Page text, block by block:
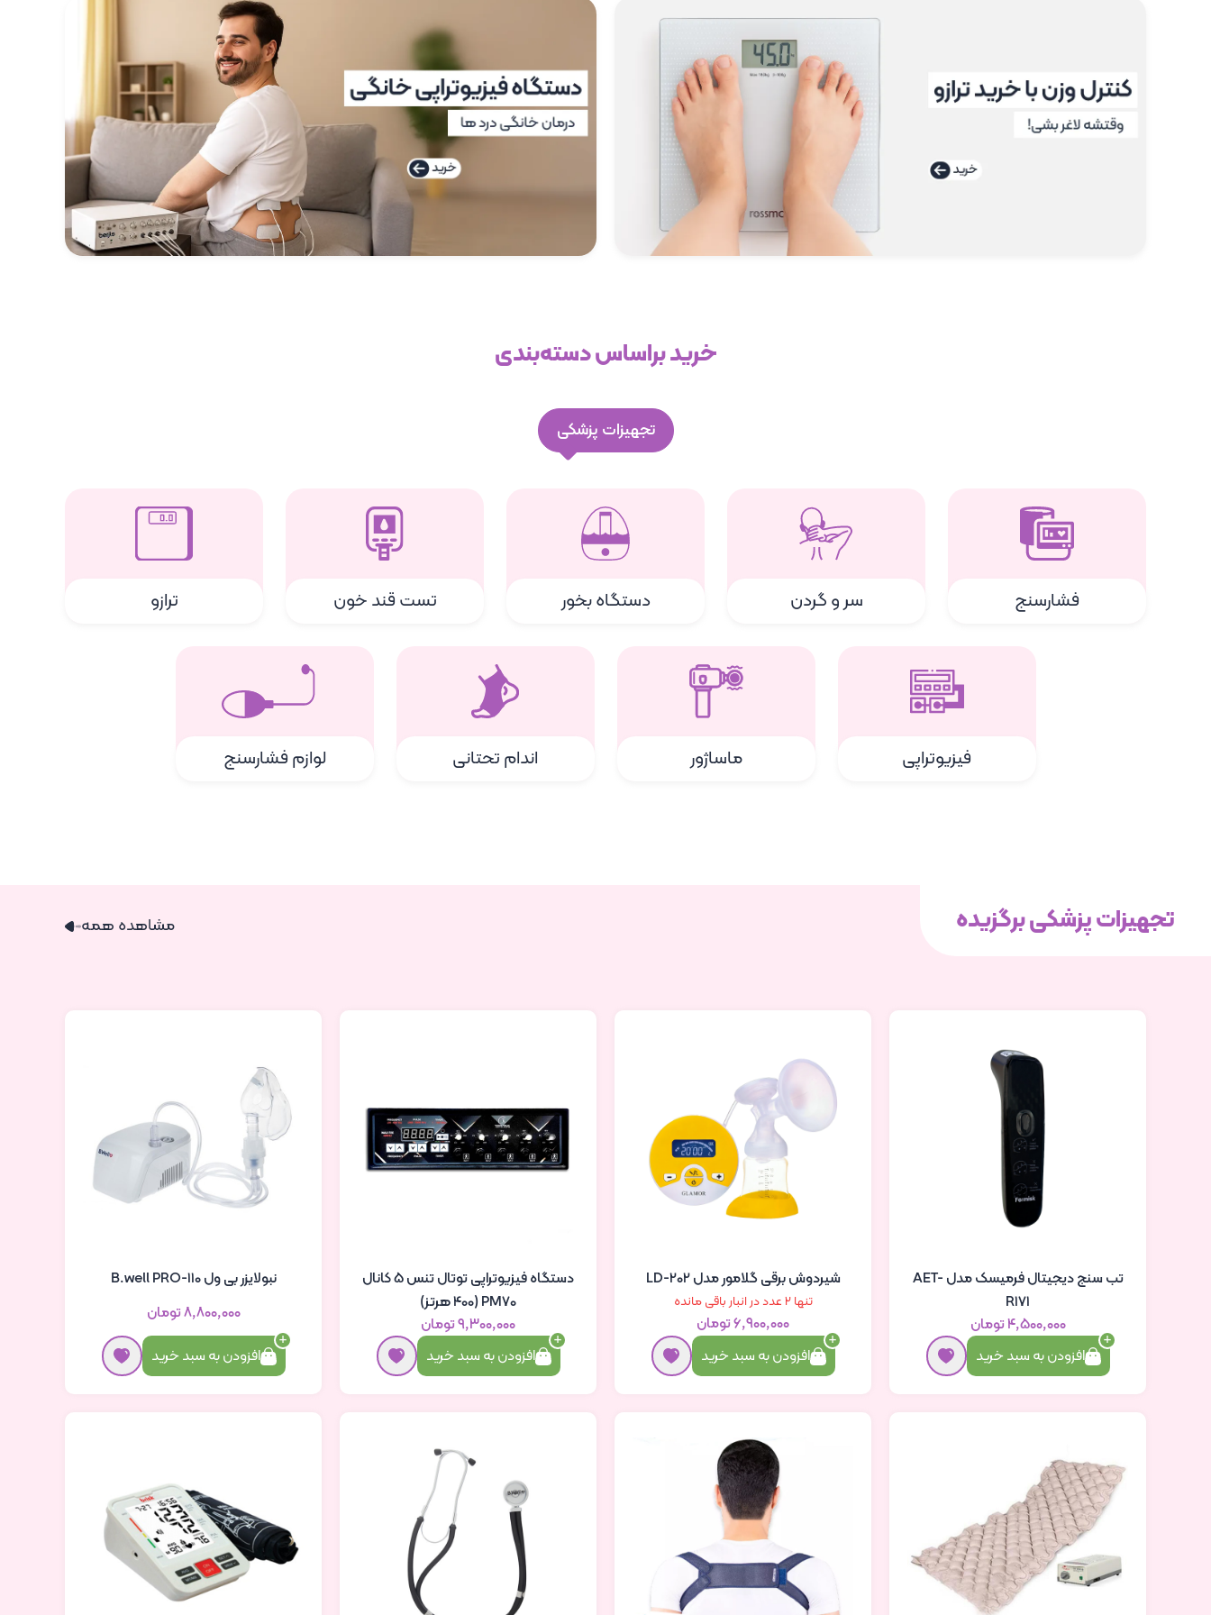
سر و گردن
خرید براساس دسته‌بندی
تجهیزات پزشکی
فشارسنج سر و گردن دستگاه بخور تست قند خون ترازو
فیزیوتراپی ماساژور اندام تحتانی لوازم فشارسنج
تجهیزات پزشکی برگزیده مشاهده همه
تب سنج دیجیتال فرمیسک مدل AET-
R171
۴٬۵۰۰٬۰۰۰ تومان
افزودن به سبد خرید
شیردوش برقی گلامور مدل LD-202
تنها 2 عدد در انبار باقی مانده
۶٬۹۰۰٬۰۰۰ تومان
افزودن به سبد خرید
دستگاه فیزیوتراپی توتال تنس 5 کانال
PM70 (400 هرتز)
۹٬۳۰۰٬۰۰۰ تومان
افزودن به سبد خرید
نبولایزر بی ول B.well PRO-110
۸٬۸۰۰٬۰۰۰ تومان
افزودن به سبد خرید